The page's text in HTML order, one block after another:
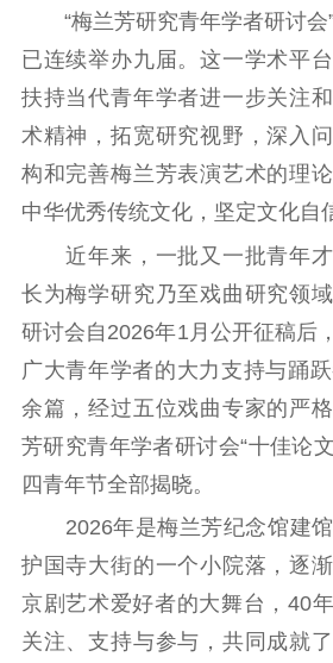
记者之家
文化文艺
精品生产 文化惠民
文化交流
体制改革
紫金文化艺术节
品牌活动
精神文明
文明创建 文明实践
先进典型
社会宣传
思想政治教育
用
新闻出版
精品出版 全民阅读
“梅兰芳研究青年学者研讨会
已连续举办九届。这一学术平
扶持当代青年学者进一步关注
术精神，拓宽研究视野，深入
构和完善梅兰芳表演艺术的理
中华优秀传统文化，坚定文化自
近年来，一批又一批青年才
长为梅学研究乃至戏曲研究领
研讨会自2026年1月公开征稿后
广大青年学者的大力支持与踊
余篇，经过五位戏曲专家的严
芳研究青年学者研讨会“十佳论
四青年节全部揭晓。
2026年是梅兰芳纪念馆建馆
护国寺大街的一个小院落，逐
京剧艺术爱好者的大舞台，40
关注、支持与参与，共同成就